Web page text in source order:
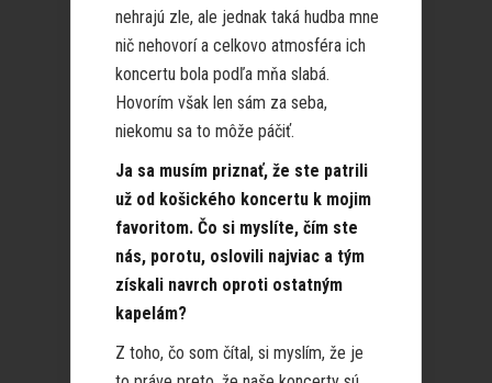
nehrajú zle, ale jednak taká hudba mne
nič nehovorí a celkovo atmosféra ich
koncertu bola podľa mňa slabá.
Hovorím však len sám za seba,
niekomu sa to môže páčiť.
Ja sa musím priznať, že ste patrili
už od košického koncertu k mojim
favoritom. Čo si myslíte, čím ste
nás, porotu, oslovili najviac a tým
získali navrch oproti ostatným
kapelám?
Z toho, čo som čítal, si myslím, že je